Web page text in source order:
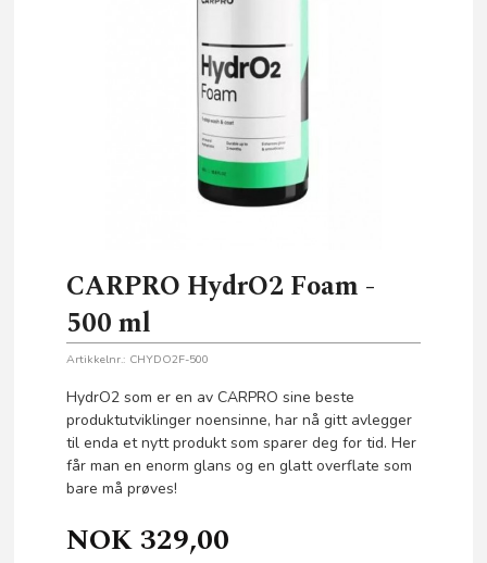
CARPRO HydrO2 Foam -
500 ml
Artikkelnr.: CHYDO2F-500
HydrO2 som er en av CARPRO sine beste
produktutviklinger noensinne, har nå gitt avlegger
til enda et nytt produkt som sparer deg for tid. Her
får man en enorm glans og en glatt overflate som
bare må prøves!
NOK 329,00